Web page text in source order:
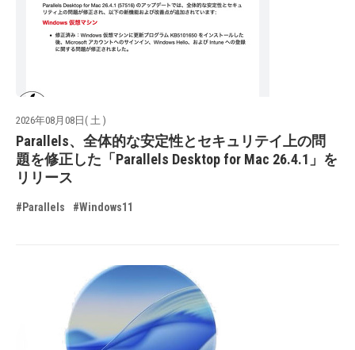
2026年08月08日( 土 )
Parallels、全体的な安定性とセキュリテイ上の問
題を修正した「Parallels Desktop for Mac 26.4.1」を
リリース
#Parallels #Windows11